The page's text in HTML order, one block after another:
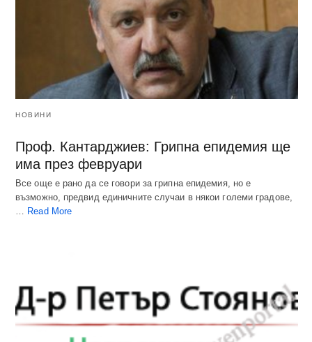
НОВИНИ
Проф. Кантарджиев: Грипна епидемия ще
има през февруари
Все още е рано да се говори за грипна епидемия, но е
възможно, предвид единичните случаи в някои големи градове,
… Read More